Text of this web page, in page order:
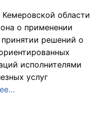
области
о применении
решений о
исполнителями
услуг